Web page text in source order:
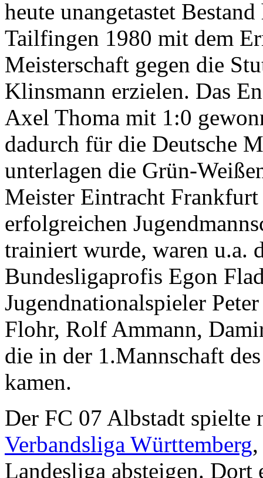
heute unangetastet
Tailfingen 1980 mit dem
Meisterschaft gegen die
Klinsmann erzielen. Das
Axel Thoma mit 1:0
dadurch für die Deutsche
unterlagen die Grün-
Meister Eintracht
erfolgreichen
trainiert wurde, waren u.a.
Bundesligaprofis Egon
Jugendnationalspieler
Flohr, Rolf Ammann,
die in der 1.Mannschaft
kamen.
Der FC 07 Albstadt spielte
Verbandsliga Württemberg
Landesliga absteigen.